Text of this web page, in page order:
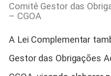
Comitê Gestor das
– CGOA
A Lei Complementar
Gestor das Obrigações